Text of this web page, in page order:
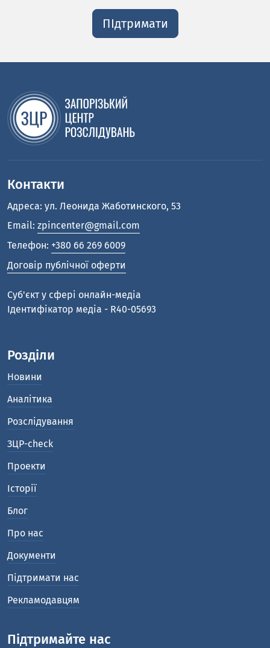
ПІдтримати
Контакти
Адреса: ул. Леонида Жаботинского, 53
Email: zpincenter@gmail.com
Телефон: +380 66 269 6009
Договір публічної оферти
Cуб'єкт у сфері онлайн-медіа
Ідентифікатор медіа - R40-05693
Розділи
Новини
Аналітика
Розслідування
ЗЦР-check
Проекти
Історії
Блог
Про нас
Документи
Підтримати нас
Рекламодавцям
Підтримайте нас